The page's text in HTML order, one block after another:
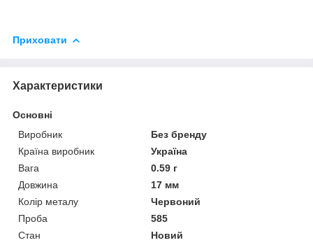
Приховати
Характеристики
Основні
Виробник
Без бренду
Країна виробник
Україна
Вага
0.59 г
Довжина
17 мм
Колір металу
Червоний
Проба
585
Стан
Новий